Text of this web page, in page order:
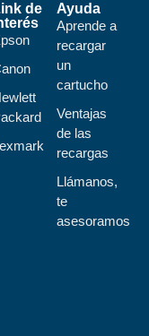
de
Ayuda
Aprende a
recargar
un
cartucho
Ventajas
de las
recargas
Llámanos,
te
asesoramos